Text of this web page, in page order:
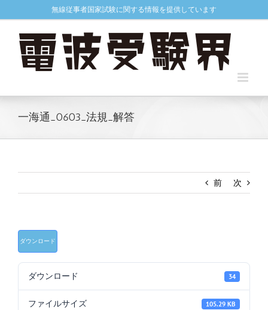
to
無線従事者国家試験に関する情報を提供しています
一海通_0603_法規_解答
前 次
ダウンロード
ダウンロード 34
ファイルサイズ 105.29 KB